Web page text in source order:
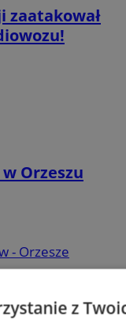
zaatakował
Orzeszu
- Orzesze
z